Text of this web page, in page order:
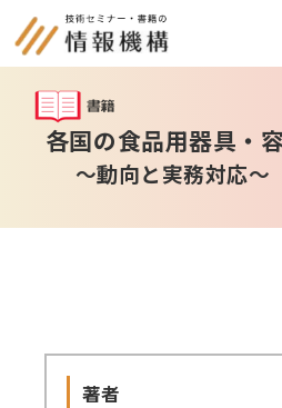
セミナー
通信教育
雑誌
「化学物質管理」
各国の食品用器具・
～動向と実務対応
著者